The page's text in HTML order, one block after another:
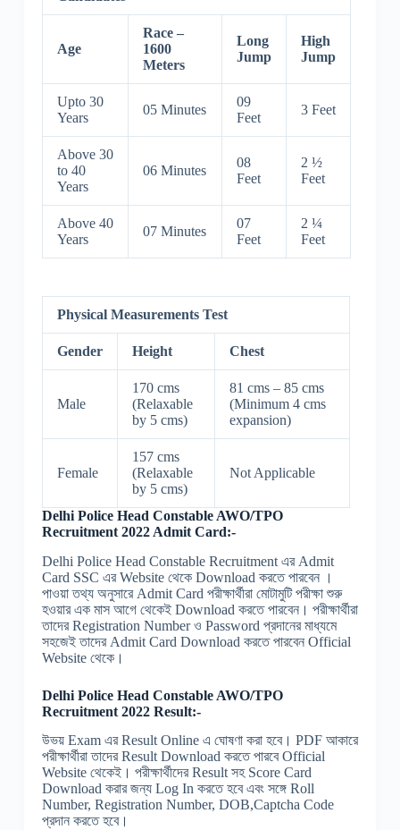
Age
Race –
1600
Meters
Long
Jump
High
Jump
Upto 30
Years
05 Minutes
09
Feet
3 Feet
Above 30
to 40
Years
06 Minutes
08
Feet
2 ½
Feet
Above 40
Years
07 Minutes
07
Feet
2 ¼
Feet
Physical Measurements Test
Gender Height Chest
Male
170 cms
(Relaxable
by 5 cms)
81 cms – 85 cms
(Minimum 4 cms
expansion)
Female
157 cms
(Relaxable
by 5 cms)
Not Applicable
Delhi Police Head Constable AWO/TPO
Recruitment 2022 Admit Card:-
Delhi Police Head Constable Recruitment এর Admit
Card SSC এর Website থেকে Download করতে পারবেন ।
পাওয়া তথ্য অনুসারে Admit Card পরীক্ষার্থীরা মোটামুটি পরীক্ষা শুরু
হওয়ার এক মাস আগে থেকেই Download করতে পারবেন। পরীক্ষার্থীরা
তাদের Registration Number ও Password প্রদানের মাধ্যমে
সহজেই তাদের Admit Card Download করতে পারবেন Official
Website থেকে।
Delhi Police Head Constable AWO/TPO
Recruitment 2022 Result:-
উভয় Exam এর Result Online এ ঘোষণা করা হবে। PDF আকারে
পরীক্ষার্থীরা তাদের Result Download করতে পারবে Official
Website থেকেই। পরীক্ষার্থীদের Result সহ Score Card
Download করার জন্য Log In করতে হবে এবং সঙ্গে Roll
Number, Registration Number, DOB,Captcha Code
প্রদান করতে হবে।